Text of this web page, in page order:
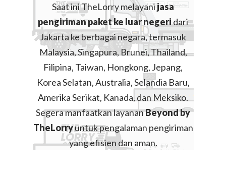
Saat ini TheLorry melayanijasa
pengiriman paket ke luar negeridari
Jakarta ke berbagai negara, termasuk
Malaysia, Singapura, Brunei, Thailand,
Filipina, Taiwan, Hongkong, Jepang,
Korea Selatan, Australia, Selandia Baru,
Amerika Serikat, Kanada, dan Meksiko.
Segera manfaatkan layananBeyond by
TheLorryuntuk pengalaman pengiriman
yang efisien dan aman.